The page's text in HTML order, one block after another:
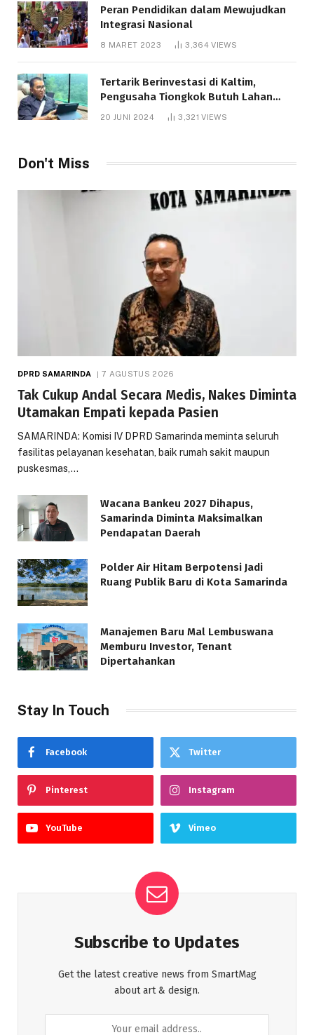
Peran Pendidikan dalam Mewujudkan
Integrasi Nasional
8 MARET 2023 3,364VIEWS
Tertarik Berinvestasi di Kaltim,
Pengusaha Tiongkok Butuh Lahan
1.000 Hektare
20 JUNI 2024 3,321VIEWS
Don't Miss
DPRD SAMARINDA 7 AGUSTUS 2026
Tak Cukup Andal Secara Medis, Nakes Diminta
Utamakan Empati kepada Pasien
SAMARINDA: Komisi IV DPRD Samarinda meminta seluruh
fasilitas pelayanan kesehatan, baik rumah sakit maupun
puskesmas,…
Wacana Bankeu 2027 Dihapus,
Samarinda Diminta Maksimalkan
Pendapatan Daerah
Polder Air Hitam Berpotensi Jadi
Ruang Publik Baru di Kota Samarinda
Manajemen Baru Mal Lembuswana
Memburu Investor, Tenant
Dipertahankan
Stay In Touch
Facebook Twitter
Pinterest Instagram
YouTube Vimeo
Subscribe to Updates
Get the latest creative news from SmartMag
about art & design.